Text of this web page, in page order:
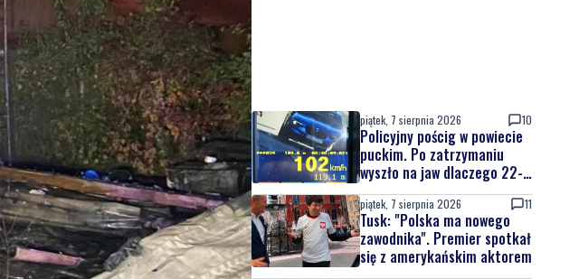
piątek, 7 sierpnia 2026 10
Policyjny pościg w powiecie
puckim. Po zatrzymaniu
wyszło na jaw dlaczego 22-
latek uciekał
piątek, 7 sierpnia 2026 11
Tusk: "Polska ma nowego
zawodnika". Premier spotkał
się z amerykańskim aktorem